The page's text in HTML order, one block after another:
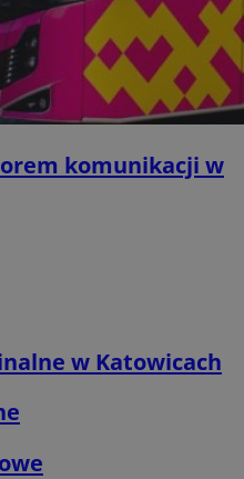
komunikacji w
w Katowicach